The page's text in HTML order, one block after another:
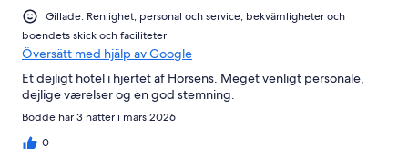
Gillade: Renlighet, personal och service, bekvämligheter och
boendets skick och faciliteter
Översätt med hjälp av Google
Et dejligt hotel i hjertet af Horsens. Meget venligt personale,
dejlige værelser og en god stemning.
Bodde här 3 nätter i mars 2026
0